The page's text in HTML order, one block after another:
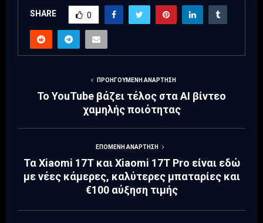
SHARE 0
ΠΡΟΗΓΟΎΜΕΝΗ ΑΝΆΡΤΗΣΗ
Το YouTube βάζει τέλος στα AI βίντεο
χαμηλής ποιότητας
ΕΠΌΜΕΝΗ ΑΝΆΡΤΗΣΗ
Τα Xiaomi 17T και Xiaomi 17T Pro είναι εδώ
με νέες κάμερες, καλύτερες μπαταρίες και
€100 αύξηση τιμής